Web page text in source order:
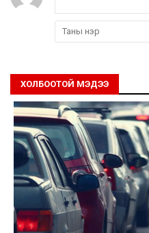
ХОЛБООТОЙ МЭДЭЭ